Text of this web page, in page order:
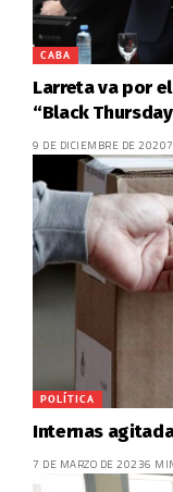
CABA
Larreta va por
“Black
9 DE DICIEMBRE DE 2020
POLÍTICA
Internas
7 DE MARZO DE 20236